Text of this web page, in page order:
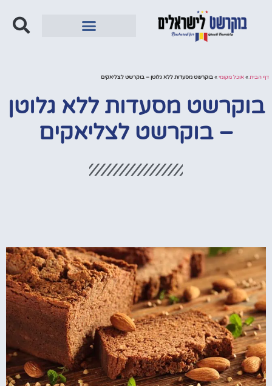
דף הבית»אוכל מקומי»בוקרשט מסעדות ללא גלוטן – בוקרשט לצליאקים
בוקרשט מסעדות ללא גלוטן
– בוקרשט לצליאקים